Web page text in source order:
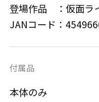
登場作品 ：仮面ラ
JANコード：
付属品
本体のみ